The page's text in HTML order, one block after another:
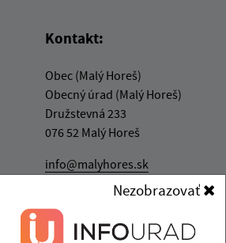
Kontakt:
Obec (Malý Horeš)
Obecný úrad (Malý Horeš)
Družstevná 233
076 52 Malý Horeš
info@malyhores.sk
+421 56 628 53 70
IČO: 00331724
Nezobrazovať